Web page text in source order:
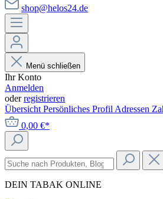
shop@helos24.de
Menü schließen
Ihr Konto
Anmelden
oderregistrieren
Übersicht Persönliches Profil Adressen
0,00 €*
DEIN TABAK ONLINE